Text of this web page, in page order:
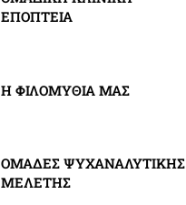
ΕΠΟΠΤΕΙΑ
Η ΦΙΛΟΜΥΘΙΑ ΜΑΣ
ΟΜΑΔΕΣ ΨΥΧΑΝΑΛΥΤΙΚΗΣ
ΜΕΛΕΤΗΣ